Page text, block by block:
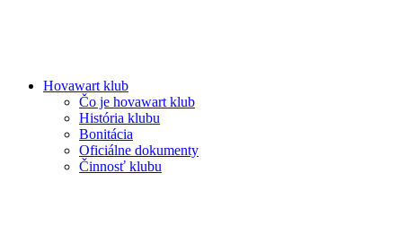
Hovawart klub
Čo je hovawart klub
História klubu
Bonitácia
Oficiálne dokumenty
Činnosť klubu